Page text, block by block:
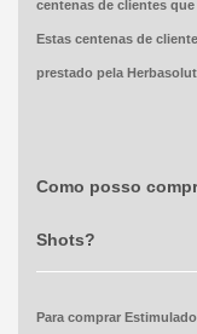
centenas de clientes
Estas centenas de
prestado pela
Como posso
Shots?
Para comprar